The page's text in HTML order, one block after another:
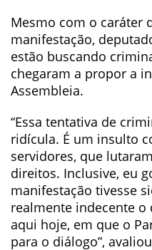
Mesmo com o caráter
manifestação,
estão buscando
chegaram a propor a
Assembleia.
“Essa tentativa de
ridícula. É um insulto
servidores, que
direitos. Inclusive, eu
manifestação tivesse
realmente indecente o
aqui hoje, em que o
para o diálogo”,